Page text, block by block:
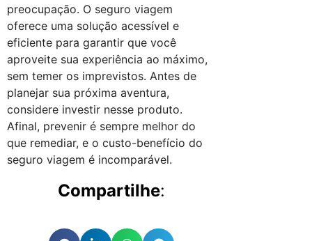
preocupação. O seguro viagem
oferece uma solução acessível e
eficiente para garantir que você
aproveite sua experiência ao máximo,
sem temer os imprevistos. Antes de
planejar sua próxima aventura,
considere investir nesse produto.
Afinal, prevenir é sempre melhor do
que remediar, e o custo-benefício do
seguro viagem é incomparável.
Compartilhe: